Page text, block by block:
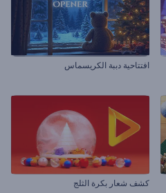
افتتاحية دببة الكريسماس
كشف شعار بكرة الثلج